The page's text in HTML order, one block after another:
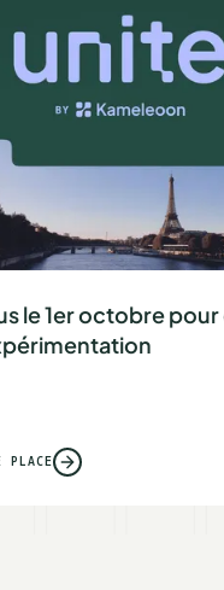
le 1er octobre
PLACE